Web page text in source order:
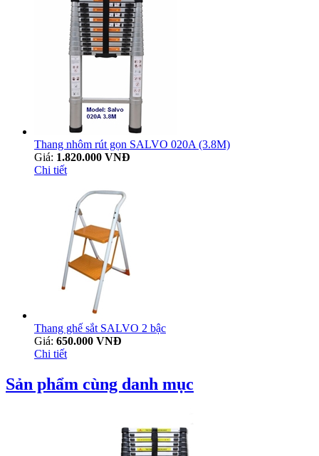
Thang nhôm rút gọn SALVO 020A (3.8M)
Giá: 1.820.000 VNĐ
Chi tiết
Thang ghế sắt SALVO 2 bậc
Giá: 650.000 VNĐ
Chi tiết
Sản phẩm cùng danh mục